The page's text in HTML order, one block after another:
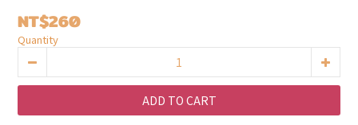
NT$260
Quantity
ADD TO CART